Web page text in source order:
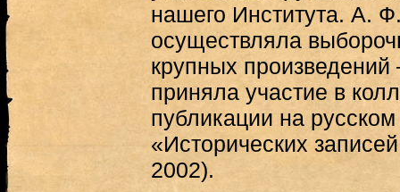
нашего Института. А.
осуществляла
крупных
приняла участие в
публикации на
«Исторических
2002).